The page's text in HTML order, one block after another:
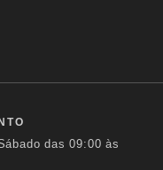
das09:00 às